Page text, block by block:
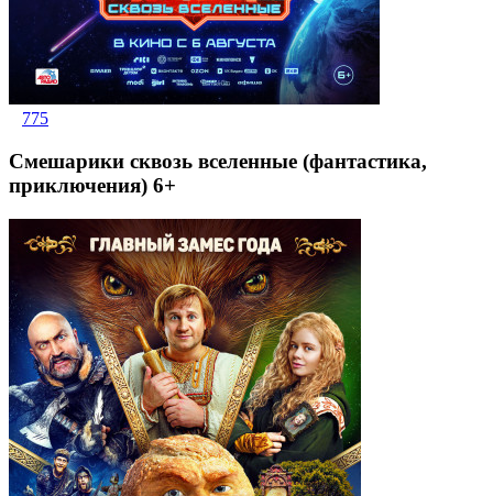
775
Смешарики сквозь вселенные (фантастика,
приключения) 6+